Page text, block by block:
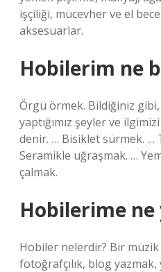
işçiliği, mücevher ve el
aksesuarlar.
Hobilerim ne
Örgü örmek. Bildiğiniz
yaptığımız şeyler ve
denir. … Bisiklet sürmek. …
Seramikle uğraşmak. …
çalmak.
Hobilerime
Hobiler nelerdir? Bir müzik
fotoğrafçılık, blog